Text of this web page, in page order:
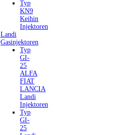
Typ
KN9
Keihin
Injektoren
Landi
Gasinjektoren
Typ
GI-
25
ALFA
FIAT
LANCIA
Landi
Injektoren
Typ
GI-
25